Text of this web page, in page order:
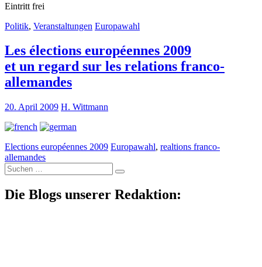
Eintritt frei
Politik, Veranstaltungen Europawahl
Les élections européennes 2009
et un regard sur les relations franco-
allemandes
20. April 2009 H. Wittmann
Elections européennes 2009 Europawahl, realtions franco-
allemandes
Suche
nach:
Die Blogs unserer Redaktion: